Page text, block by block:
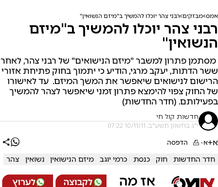
אמס מבזקים רבני צהר יוכלו להמשיך ב"מיזם הנשואין"
רבני צהר יוכלו להמשיך ב"מיזם
הנשואין"
מסתמן פתרון למשבר "מיזם הנישואים" של רבני צהר, לאחר
ששר הדתות, יעקב מרגי, הודיע כי יתמוך בחוק פתיחת אזורי
הרישום לנישואים שיאפשר את המשך המיזם. עד לאישורו
של החוק צפוי להימצא פתרון זמני שיאפשר לצהר להמשיך
בפעילותם. (חדר החדשות)
חדשות קול חי
י"ג בחשוון תשע"ב, 10/11/11 07:22
א+א- הדפסה
חדר החדשות חוק כנסת כרמי יוגב מיזם הנישואין נשואין צהר